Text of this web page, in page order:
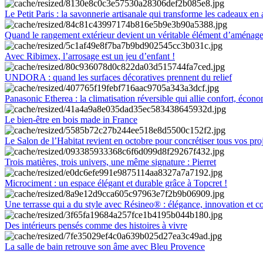
Le Petit Paris : la savonnerie artisanale qui transforme les cadeaux en
Quand le rangement extérieur devient un véritable élément
Avec Ribimex, l’arrosage est un jeu d’enfant !
UNDORA : quand les surfaces décoratives prennent du relief
Panasonic Etherea : la climatisation réversible qui allie confort,
Le bien-être en bois made in France
Le Salon de l’Habitat revient en octobre pour concrétiser tous vos
Trois matières, trois univers, une même signature : Pierret
Microciment : un espace élégant et durable grâce à Topcret !
Une terrasse qui a du style avec Résineo® : élégance, innovation et
Des intérieurs pensés comme des histoires à vivre
La salle de bain retrouve son âme avec Bleu Provence